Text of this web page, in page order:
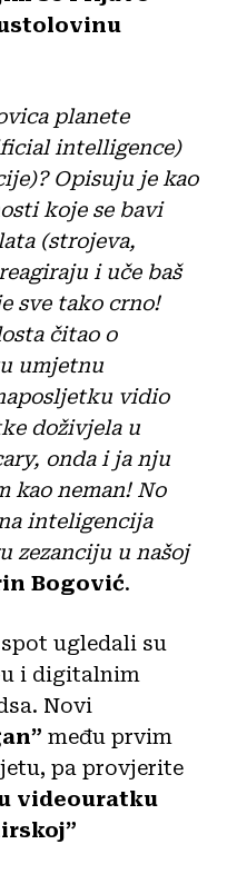
planete
intelligence)
Opisuju je kao
koje se bavi
(strojeva,
i uče baš
sve tako crno!
čitao o
umjetnu
vidio
doživjela u
onda i ja nju
kao neman! No
inteligencija
zezanciju u našoj
Bogović.
ugledali su
i digitalnim
Novi
među prvim
pa provjerite
videouratku